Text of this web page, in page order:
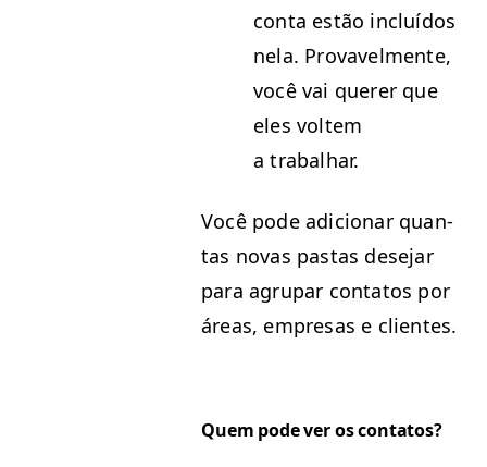
con­ta estão incluí­dos
nela. Provavel­mente,
você vai quer­er que
eles voltem
a trabalhar.
Você pode adi­cionar quan­
tas novas pas­tas dese­jar
para agru­par con­tatos por
áreas, empre­sas e clientes.
Quem pode ver os contatos?